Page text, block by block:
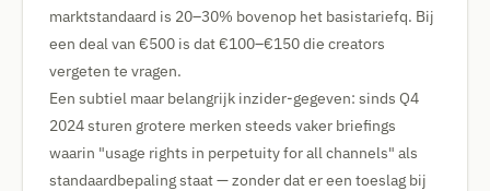
marktstandaard is 20–30% bovenop het basistariefq. Bij
een deal van €500 is dat €100–€150 die creators
vergeten te vragen.
Een subtiel maar belangrijk inzider-gegeven: sinds Q4
2024 sturen grotere merken steeds vaker briefings
waarin "usage rights in perpetuity for all channels" als
standaardbepaling staat — zonder dat er een toeslag bij